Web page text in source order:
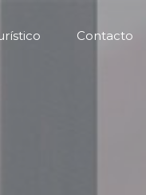
Contacto